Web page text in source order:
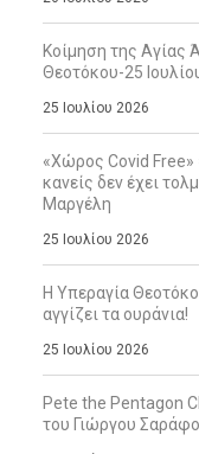
Κοίμηση της Αγίας
Θεοτόκου-25
25 Ιουλίου 2026
«Χώρος Covid
κανείς δεν έχει
Μαργέλη
25 Ιουλίου 2026
Η Υπεραγία
αγγίζει τα ουράνια!
25 Ιουλίου 2026
Pete the Pentagon
του Γιώργου